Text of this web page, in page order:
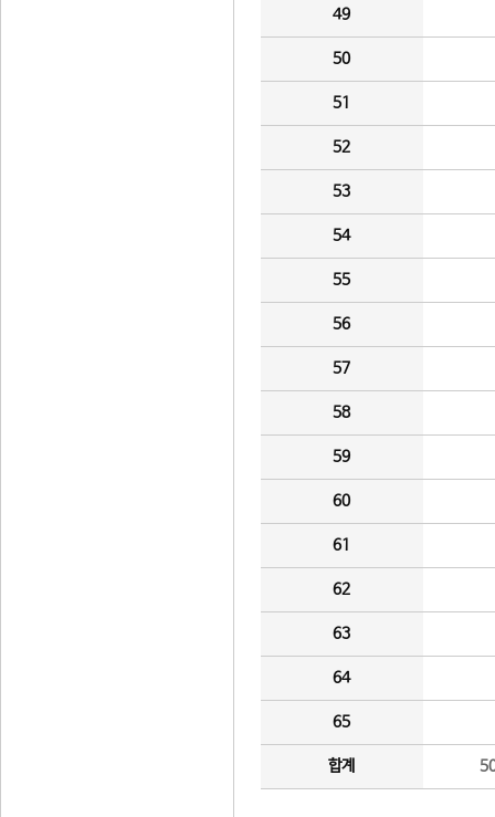
49
50
51
52
53
54
55
56
57
58
59
60
61
62
63
64
65
합계